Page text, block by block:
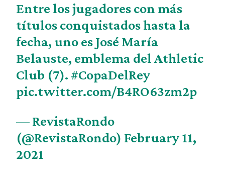
Entre los jugadores con más
títulos conquistados hasta la
fecha, uno es José María
Belauste, emblema del Athletic
Club (7). #CopaDelRey
pic.twitter.com/B4RO63zm2p
— RevistaRondo
(@RevistaRondo) February 11,
2021